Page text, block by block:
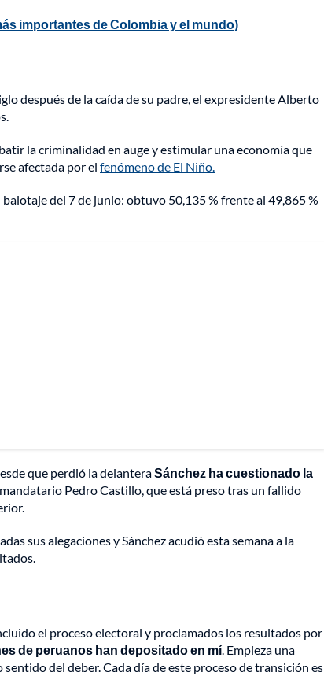
importantes de Colombia y el mundo)
después de la caída de su padre, el expresidente Alberto
la criminalidad en auge y estimular una economía que
afectada por el fenómeno de El Niño.
del 7 de junio: obtuvo 50,135 % frente al 49,865 %
que perdió la delanteraSánchez ha cuestionado la
Pedro Castillo, que está preso tras un fallido
sus alegaciones y Sánchez acudió esta semana a la
el proceso electoral y proclamados los resultados por
de peruanos han depositado en mí. Empieza una
del deber. Cada día de este proceso de transición es